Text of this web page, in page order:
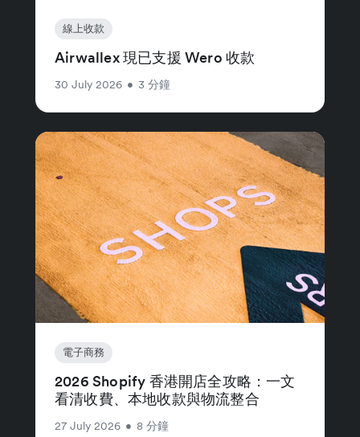
線上收款
Airwallex 現已支援 Wero 收款
30 July 2026 • 3 分鐘
電子商務
2026 Shopify 香港開店全攻略：一文
看清收費、本地收款與物流整合
27 July 2026 • 8 分鐘